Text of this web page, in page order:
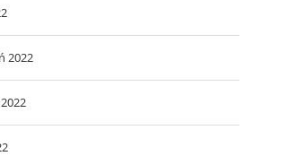
2022